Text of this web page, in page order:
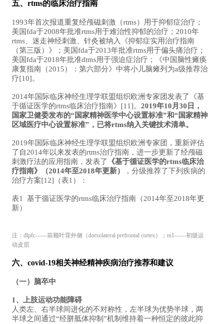
五、rtms的临床治疗指南
1993年首次报道重复经颅磁刺激（rtms）用于抑郁症治疗；
美国fda于2008年批准rtms用于难治性抑郁的治疗；2010年
rtms、迷走神经刺激、针灸被纳入《抑郁症实用治疗指南
（第三版）》；美国fda于2013年批准rtms用于偏头痛治疗；
美国fda于2018年批准dtms用于强迫症治疗；《中国脑性瘫痪
康复指南（2015）：第六部分》中将小儿脑瘫列为a级推荐治
疗[10]。
2014年国际临床神经生理学联盟组织欧洲专家团发表了《基
于循证医学的rtms临床治疗指南》[11]。 2019年10月30日，
国家卫健委发布的“国家精神医学中心设置标准”和“国家精神
区域医疗中心设置标准”，已将rtms纳入关键技术清单。
2019年国际临床神经生理学联盟组织欧洲专家团，重新评估
了自2014年以来发表的rtms治疗指南，进一步更新了经颅磁
刺激疗法的应用指南，发表了
《基于循证医学的rtms临床治
疗指南》（2014年至2018年更新）
，分级推荐了下列疾病的
治疗方案[12]（表1）：
表1 基于循证医学的rtms临床治疗指南（2014年至2018年更
新）
注：dlpfc——前额叶背外侧（dorsolateral prefrontal cortex）；m1——初级运
动皮层
六、covid-19相关神经精神疾病治疗推荐和建议
（一）脑卒中
1、上肢运动功能障碍
人类左、右半球间进化的不对称性，左半球为优势半球，两
半球之间通过“经胼胝体抑制”机制维持着一种恒定的彼此抑